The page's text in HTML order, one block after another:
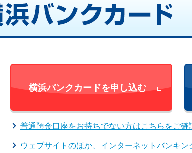
横浜バンクカードを申し込む 新しいウィン
普通預金口座をお持ちでない方はこちらをご確
ウェブサイトのほか、インターネットバンキ